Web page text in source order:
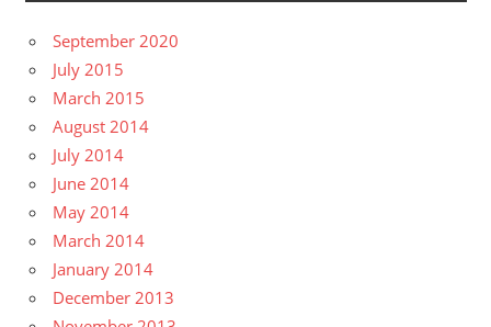
September 2020
July 2015
March 2015
August 2014
July 2014
June 2014
May 2014
March 2014
January 2014
December 2013